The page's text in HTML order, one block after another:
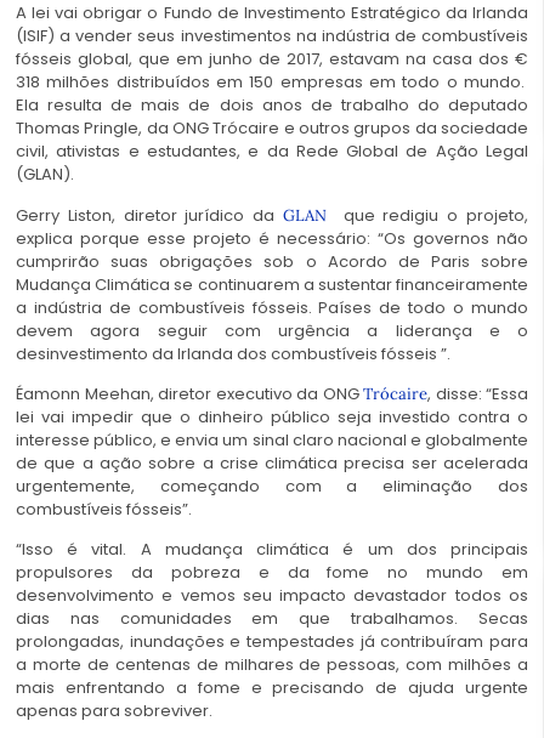
A lei vai obrigar o Fundo de Investimento Estratégico da Irlanda
(ISIF) a vender seus investimentos na indústria de combustíveis
fósseis global, que em junho de 2017, estavam na casa dos €
318 milhões distribuídos em 150 empresas em todo o mundo.
Ela resulta de mais de dois anos de trabalho do deputado
Thomas Pringle, da ONG Trócaire e outros grupos da sociedade
civil, ativistas e estudantes, e da Rede Global de Ação Legal
(GLAN).
Gerry Liston, diretor jurídico da GLAN que redigiu o projeto,
explica porque esse projeto é necessário: “Os governos não
cumprirão suas obrigações sob o Acordo de Paris sobre
Mudança Climática se continuarem a sustentar financeiramente
a indústria de combustíveis fósseis. Países de todo o mundo
devem agora seguir com urgência a liderança e o
desinvestimento da Irlanda dos combustíveis fósseis ”.
Éamonn Meehan, diretor executivo da ONGTrócaire, disse: “Essa
lei vai impedir que o dinheiro público seja investido contra o
interesse público, e envia um sinal claro nacional e globalmente
de que a ação sobre a crise climática precisa ser acelerada
urgentemente, começando com a eliminação dos
combustíveis fósseis”.
“Isso é vital. A mudança climática é um dos principais
propulsores da pobreza e da fome no mundo em
desenvolvimento e vemos seu impacto devastador todos os
dias nas comunidades em que trabalhamos. Secas
prolongadas, inundações e tempestades já contribuíram para
a morte de centenas de milhares de pessoas, com milhões a
mais enfrentando a fome e precisando de ajuda urgente
apenas para sobreviver.